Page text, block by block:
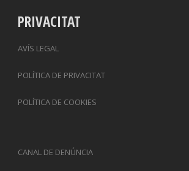
PRIVACITAT
AVÍS LEGAL
POLÍTICA DE PRIVACITAT
POLÍTICA DE COOKIES
CANAL DE DENÚNCIA